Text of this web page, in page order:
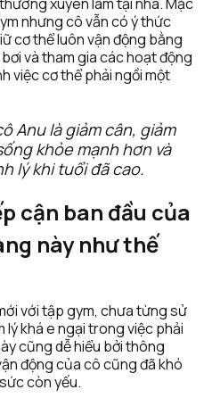
nhưng cô vẫn có ý thức
cơ thể luôn vận động bằng
và tham gia các hoạt động
việc cơ thể phải ngồi một
Anu là giảm cân, giảm
khỏe mạnh hơn và
lý khi tuổi đã cao.
cận ban đầu của
này như thế
với tập gym, chưa từng sử
khá e ngại trong việc phải
cũng dễ hiểu bởi thông
động của cô cũng đã khó
còn yếu.